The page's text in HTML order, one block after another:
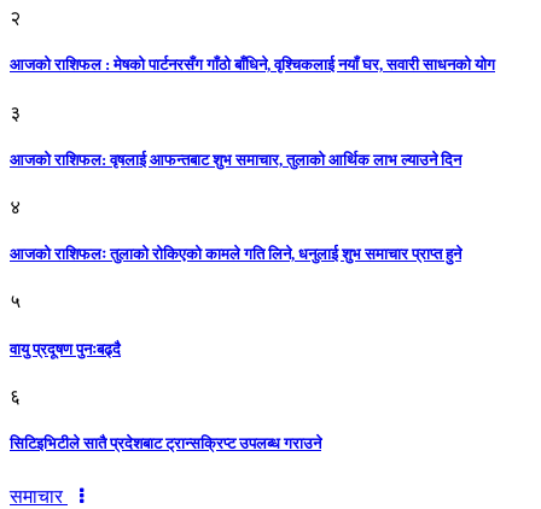
२
आजको राशिफल : मेषको पार्टनरसँग गाँठो बाँधिने, वृश्चिकलाई नयाँ घर, सवारी साधनकाे याेग
३
आजकाे राशिफल: वृषलाई आफन्तबाट शुभ समाचार, तुलाकाे आर्थिक लाभ ल्याउने दिन
४
आजको राशिफलः तुलाकाे रोकिएको कामले गति लिने, धनुलाई शुभ समाचार प्राप्त हुने
५
वायु प्रदूषण पुनःबढ्दै
६
सिटिइभिटीले सातै प्रदेशबाट ट्रान्सक्रिप्ट उपलब्ध गराउने
समाचार